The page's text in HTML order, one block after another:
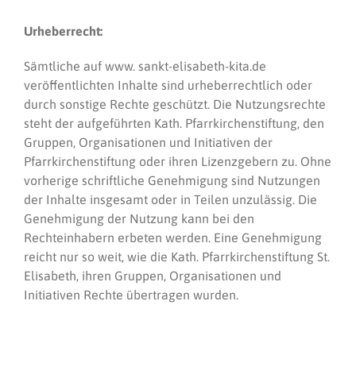
Urheberrecht:
Sämtliche auf www. sankt-elisabeth-kita.de
veröffentlichten Inhalte sind urheberrechtlich oder
durch sonstige Rechte geschützt. Die Nutzungsrechte
steht der aufgeführten Kath. Pfarrkirchenstiftung, den
Gruppen, Organisationen und Initiativen der
Pfarrkirchenstiftung oder ihren Lizenzgebern zu. Ohne
vorherige schriftliche Genehmigung sind Nutzungen
der Inhalte insgesamt oder in Teilen unzulässig. Die
Genehmigung der Nutzung kann bei den
Rechteinhabern erbeten werden. Eine Genehmigung
reicht nur so weit, wie die Kath. Pfarrkirchenstiftung St.
Elisabeth, ihren Gruppen, Organisationen und
Initiativen Rechte übertragen wurden.